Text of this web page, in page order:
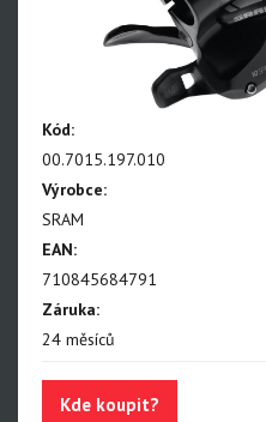
NX Eagle
SX Eagle
X01DH
GX
Kód:
00.7015.197.010
Výrobce:
SRAM
EAN:
710845684791
Záruka:
24 měsíců
Kde koupit?